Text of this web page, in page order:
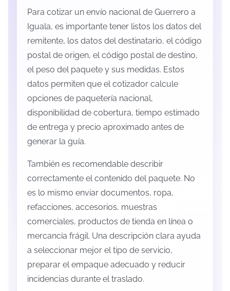
Para cotizar un envío nacional de Guerrero a
Iguala, es importante tener listos los datos del
remitente, los datos del destinatario, el código
postal de origen, el código postal de destino,
el peso del paquete y sus medidas. Estos
datos permiten que el cotizador calcule
opciones de paquetería nacional,
disponibilidad de cobertura, tiempo estimado
de entrega y precio aproximado antes de
generar la guía.
También es recomendable describir
correctamente el contenido del paquete. No
es lo mismo enviar documentos, ropa,
refacciones, accesorios, muestras
comerciales, productos de tienda en línea o
mercancía frágil. Una descripción clara ayuda
a seleccionar mejor el tipo de servicio,
preparar el empaque adecuado y reducir
incidencias durante el traslado.